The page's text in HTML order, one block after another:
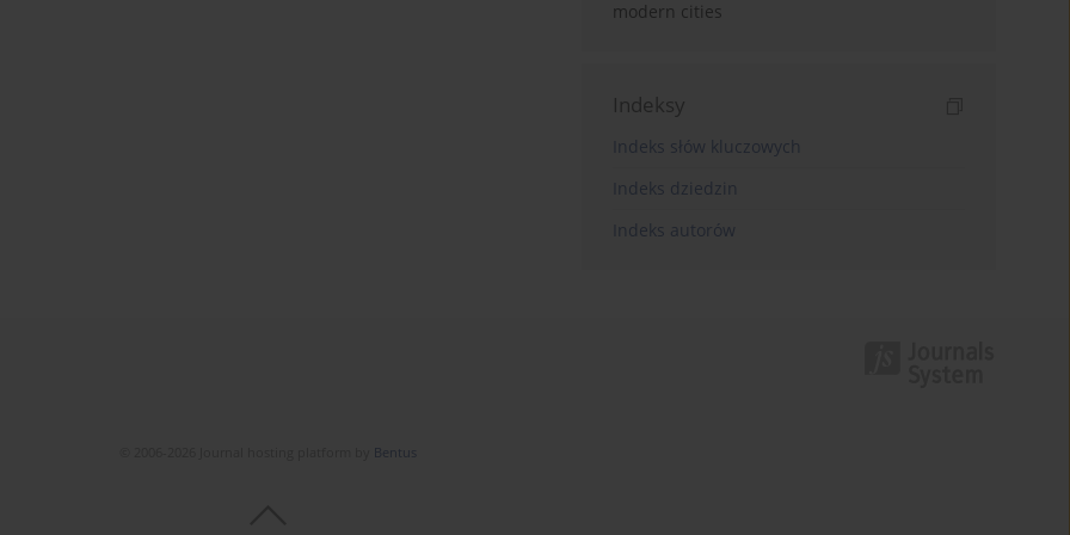
modern cities
Indeksy
Indeks słów kluczowych
Indeks dziedzin
Indeks autorów
Bentus